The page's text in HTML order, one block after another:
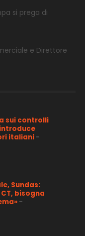
si prega di
e Direttore
sui controlli
italiani -
Sundas:
bisogna
-